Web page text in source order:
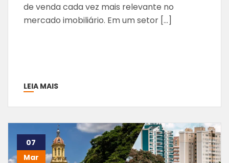
de venda cada vez mais relevante no
mercado imobiliário. Em um setor […]
LEIA MAIS
07
Mar